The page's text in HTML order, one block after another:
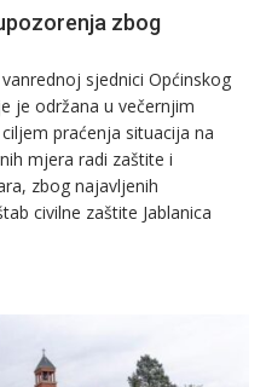
zbog
sjednici Općinskog
je održana u večernjim
praćenja situacija na
mjera radi zaštite i
zbog najavljenih
civilne zaštite Jablanica